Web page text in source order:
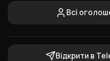
Всі
Відкрити в